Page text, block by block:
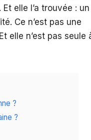
elle l’a trouvée : un
Ce n’est pas une
elle n’est pas seule
?
?